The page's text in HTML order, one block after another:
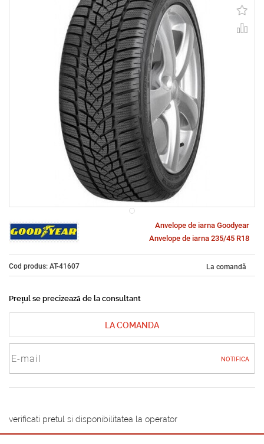
Anvelope de iarna Goodyear
Anvelope de iarna 235/45 R18
Cod produs: AT-41607 La comandă
Prețul se precizează de la consultant
LA COMANDA
NOTIFICA
verificati pretul si disponibilitatea la operator